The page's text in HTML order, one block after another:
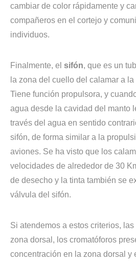
cambiar de color rápidamente y
compañeros en el cortejo y
individuos.
Finalmente, el sifón, que es un
la zona del cuello del calamar a
Tiene función propulsora, y
agua desde la cavidad del manto
través del agua en sentido
sifón, de forma similar a la
aviones. Se ha visto que los
velocidades de alrededor de 30
de desecho y la tinta también se
válvula del sifón.
Si atendemos a estos criterios,
zona dorsal, los cromatóforos
concentración en la zona dorsal y